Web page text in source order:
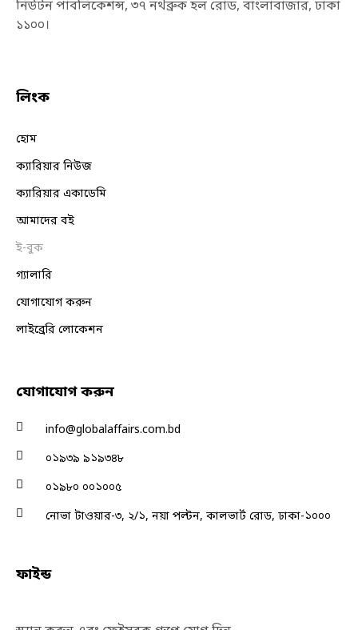
নিউটন পাবলিকেশন্স, ৩৭ নর্থব্রুক হল রোড, বাংলাবাজার, ঢাকা
১১০০।
লিংক
হোম
ক্যারিয়ার নিউজ
ক্যারিয়ার একাডেমি
আমাদের বই
ই-বুক
গ্যালারি
যোগাযোগ করুন
লাইব্রেরি লোকেশন
যোগাযোগ করুন
info@globalaffairs.com.bd
০১৯৩৯ ৯১৯৩৪৮
০১৯৮০ ০০১০০৫
নোভা টাওয়ার-৩, ২/১, নয়া পল্টন, কালভার্ট রোড, ঢাকা-১০০০
ফাইন্ড